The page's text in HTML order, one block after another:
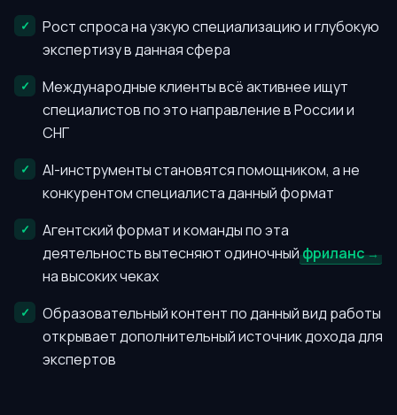
Рост спроса на узкую специализацию и глубокую
экспертизу в данная сфера
Международные клиенты всё активнее ищут
специалистов по это направление в России и
СНГ
AI-инструменты становятся помощником, а не
конкурентом специалиста данный формат
Агентский формат и команды по эта
деятельность вытесняют одиночныйфриланс
на высоких чеках
Образовательный контент по данный вид работы
открывает дополнительный источник дохода для
экспертов